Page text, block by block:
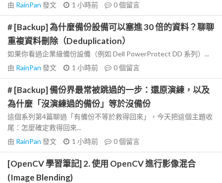
由 RainPan 發文 1 小時前 0個留言
# [Backup] 為什麼備份設備可以塞進 30 倍的資料？聊聊
重複資料刪除（Deduplication）
如果你看過企業級備份設備（例如 Dell PowerProtect DD 系列）...
由 RainPan 發文 1 小時前 0個留言
# [Backup] 備份界最常被跳過的一步：還原演練，以及
為什麼「沒演練過的備份」等於沒備份
這個系列第4篇聊過「有備份不等於救得回來」，今天把這個主題收
尾：怎麼確定救得回來...
由 RainPan 發文 1 小時前 0個留言
[OpenCV 學習筆記] 2. 使用 OpenCV 進行影像混合
(Image Blending)